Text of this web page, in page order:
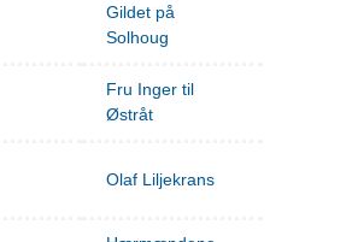
Gildet på
Solhoug
Fru Inger til
Østråt
Olaf Liljekrans